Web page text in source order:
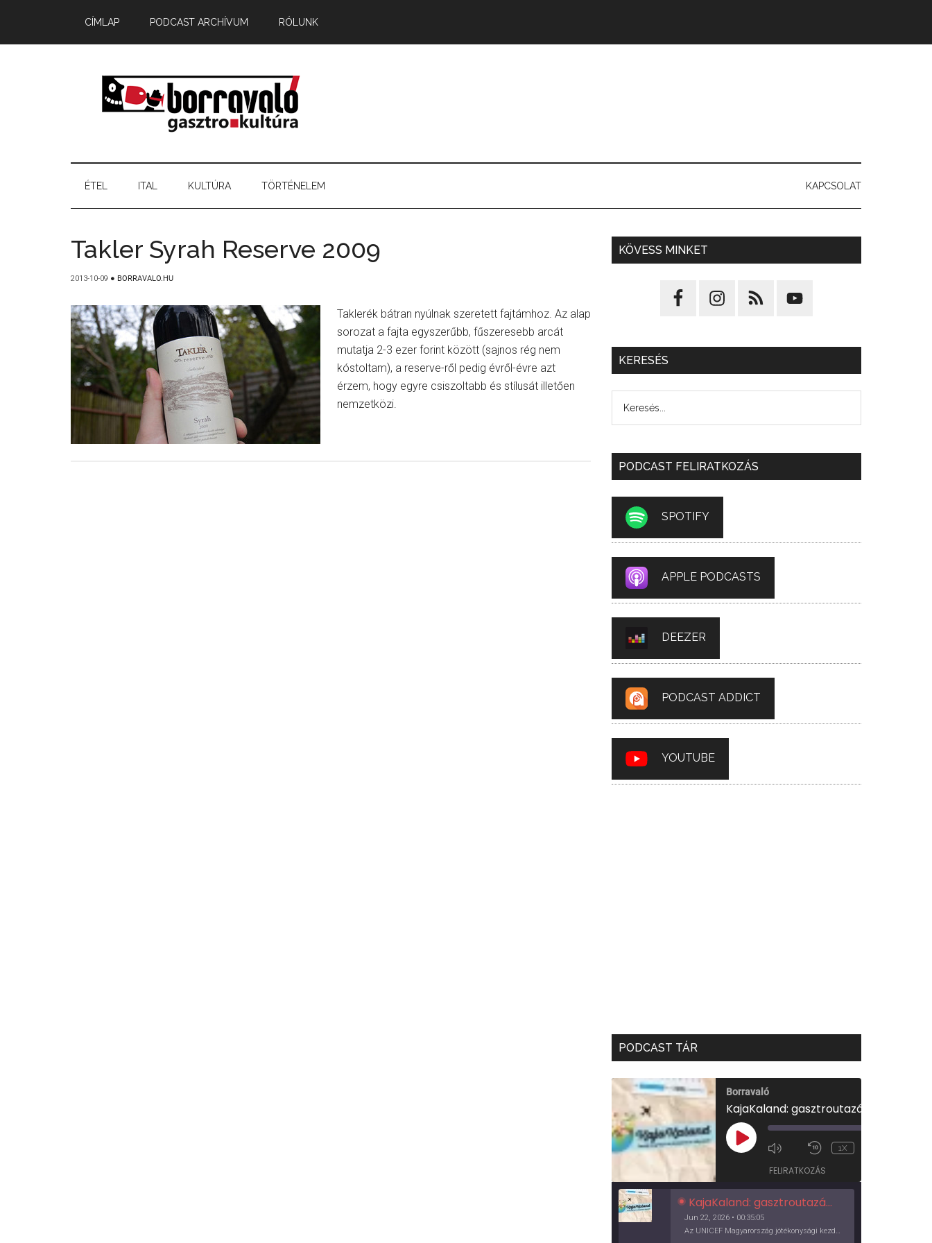
CÍMLAP PODCAST ARCHÍVUM RÓLUNK
ÉTEL ITAL KULTÚRA TÖRTÉNELEM KAPCSOLAT
Takler Syrah Reserve 2009
2013-10-09 ● BORRAVALO.HU
Taklerék bátran nyúlnak szeretett fajtámhoz. Az alap
sorozat a fajta egyszerűbb, fűszeresebb arcát
mutatja 2-3 ezer forint között (sajnos rég nem
kóstoltam), a reserve-ről pedig évről-évre azt
érzem, hogy egyre csiszoltabb és stílusát illetően
nemzetközi.
KÖVESS MINKET
KERESÉS
PODCAST FELIRATKOZÁS
SPOTIFY
APPLE PODCASTS
DEEZER
PODCAST ADDICT
YOUTUBE
PODCAST TÁR
Borravaló
PLAY
EPISODE
1X
FELIRATKOZÁS
KajaKaland: gasztroutazás a föld körül
Jun 22, 2026 • 00:35:05
Az UNICEF Magyarország jótékonysági kezdeményezése izgalmas, egész éves világkörüli ízutazásra hív, igazi családi program és gasztroedukáció, illetve segítség a rászorulóknak is egyben.